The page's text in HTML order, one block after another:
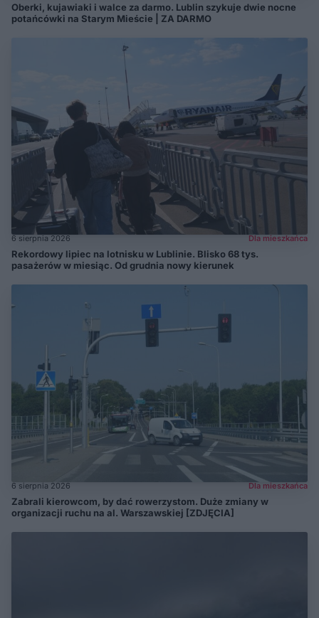
Oberki, kujawiaki i walce za darmo. Lublin szykuje dwie nocne
potańcówki na Starym Mieście | ZA DARMO
6 sierpnia 2026 Dla mieszkańca
Rekordowy lipiec na lotnisku w Lublinie. Blisko 68 tys.
pasażerów w miesiąc. Od grudnia nowy kierunek
6 sierpnia 2026 Dla mieszkańca
Zabrali kierowcom, by dać rowerzystom. Duże zmiany w
organizacji ruchu na al. Warszawskiej [ZDJĘCIA]